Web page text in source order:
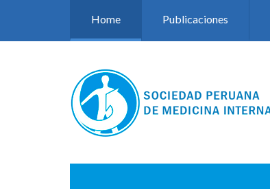
Home Publicaciones